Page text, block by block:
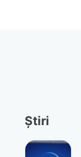
Știri